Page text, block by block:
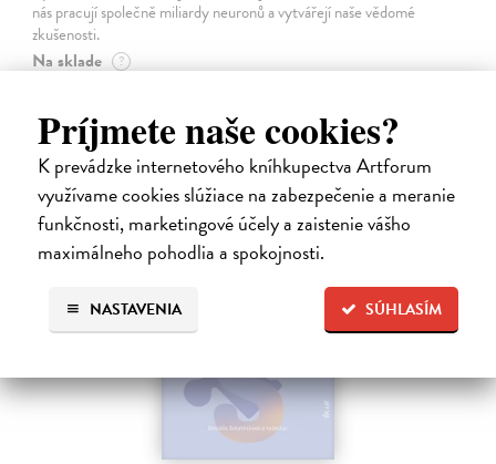
Príjmete naše cookies?
K prevádzke internetového kníhkupectva Artforum
využívame cookies slúžiace na zabezpečenie a meranie
funkčnosti, marketingové účely a zaistenie vášho
maximálneho pohodlia a spokojnosti.
SÚHLASÍM
NASTAVENIA
nás pracují společně miliardy neuronů a vytvářejí naše vědomé
zkušenosti.
Na sklade ?
22,60 € ?